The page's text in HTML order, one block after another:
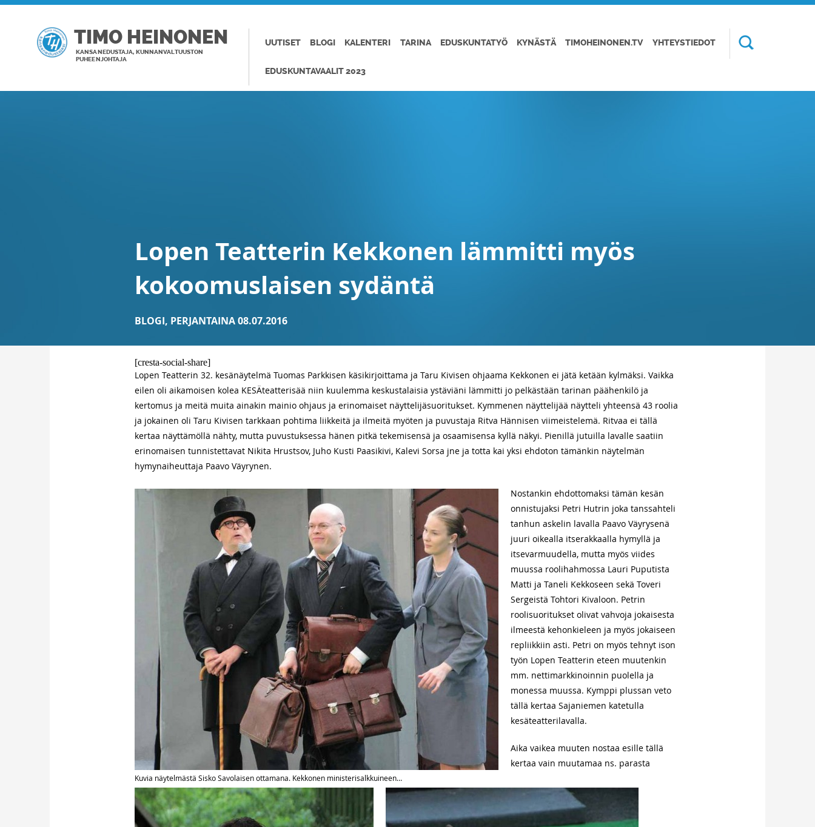
TIMO HEINONEN
KANSANEDUSTAJA, KUNNANVALTUUSTON
PUHEENJOHTAJA
UUTISET BLOGI KALENTERI TARINA EDUSKUNTATYÖ KYNÄSTÄ TIMOHEINONEN.TV YHTEYSTIEDOT
EDUSKUNTAVAALIT 2023
Lopen Teatterin Kekkonen lämmitti myös
kokoomuslaisen sydäntä
BLOGI, PERJANTAINA 08.07.2016
[cresta-social-share]
Lopen Teatterin 32. kesänäytelmä Tuomas Parkkisen käsikirjoittama ja Taru Kivisen ohjaama Kekkonen ei jätä ketään kylmäksi. Vaikka
eilen oli aikamoisen kolea KESÄteatterisää niin kuulemma keskustalaisia ystäviäni lämmitti jo pelkästään tarinan päähenkilö ja
kertomus ja meitä muita ainakin mainio ohjaus ja erinomaiset näyttelijäsuoritukset. Kymmenen näyttelijää näytteli yhteensä 43 roolia
ja jokainen oli Taru Kivisen tarkkaan pohtima liikkeitä ja ilmeitä myöten ja puvustaja Ritva Hännisen viimeistelemä. Ritvaa ei tällä
kertaa näyttämöllä nähty, mutta puvustuksessa hänen pitkä tekemisensä ja osaamisensa kyllä näkyi. Pienillä jutuilla lavalle saatiin
erinomaisen tunnistettavat Nikita Hrustsov, Juho Kusti Paasikivi, Kalevi Sorsa jne ja totta kai yksi ehdoton tämänkin näytelmän
hymynaiheuttaja Paavo Väyrynen.
Kuvia näytelmästä Sisko Savolaisen ottamana. Kekkonen ministerisalkkuineen…
Nostankin ehdottomaksi tämän kesän
onnistujaksi Petri Hutrin joka tanssahteli
tanhun askelin lavalla Paavo Väyrysenä
juuri oikealla itserakkaalla hymyllä ja
itsevarmuudella, mutta myös viides
muussa roolihahmossa Lauri Puputista
Matti ja Taneli Kekkoseen sekä Toveri
Sergeistä Tohtori Kivaloon. Petrin
roolisuoritukset olivat vahvoja jokaisesta
ilmeestä kehonkieleen ja myös jokaiseen
repliikkiin asti. Petri on myös tehnyt ison
työn Lopen Teatterin eteen muutenkin
mm. nettimarkkinoinnin puolella ja
monessa muussa. Kymppi plussan veto
tällä kertaa Sajaniemen katetulla
kesäteatterilavalla.
Aika vaikea muuten nostaa esille tällä
kertaa vain muutamaa ns. parasta